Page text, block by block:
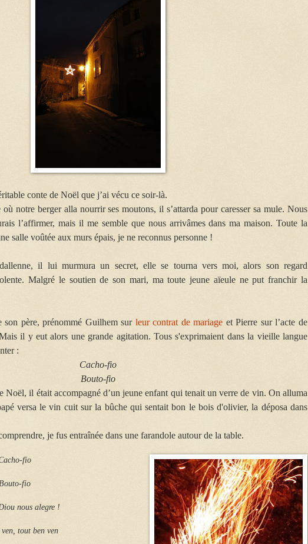
conte de Noël que j’ai vécu ce soir-là.
notre berger alla nourrir ses moutons, il s’attarda pour caresser sa mule. Nous
l’affirmer, mais il me semble que nous arrivâmes dans ma maison. Toute la
salle voûtée aux murs épais, je ne reconnus personne !
il lui murmura un secret, elle se tourna vers moi, alors son regard
Malgré le soutien de son mari, ma toute jeune aïeule ne put franchir la
père, prénommé Guilhem sur leur contrat de mariage et Pierre sur l’acte de
il y eut alors une grande agitation. Tous s'exprimaient dans la vieille langue
:
Cacho-fio
Bouto-fio
il était accompagné d’un jeune enfant qui tenait un verre de vin. On alluma
versa le vin cuit sur la bûche qui sentait bon le bois d'olivier, la déposa dans
je fus entraînée dans une farandole autour de la table.
fio
Bouto-fio
nous alegre !
tout ben ven